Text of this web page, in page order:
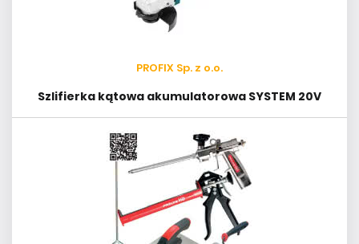
PROFIX Sp. z o.o.
Szlifierka kątowa akumulatorowa SYSTEM 20V